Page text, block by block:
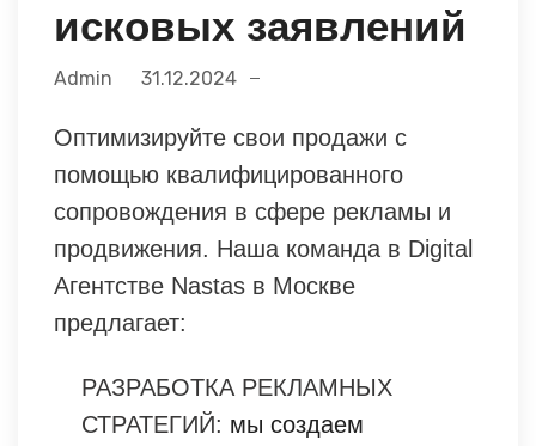
исковых заявлений
Admin 31.12.2024
Оптимизируйте свои продажи с
помощью квалифицированного
сопровождения в сфере рекламы и
продвижения. Наша команда в Digital
Агентстве Nastas в Москве
предлагает:
РАЗРАБОТКА РЕКЛАМНЫХ
СТРАТЕГИЙ: мы создаем